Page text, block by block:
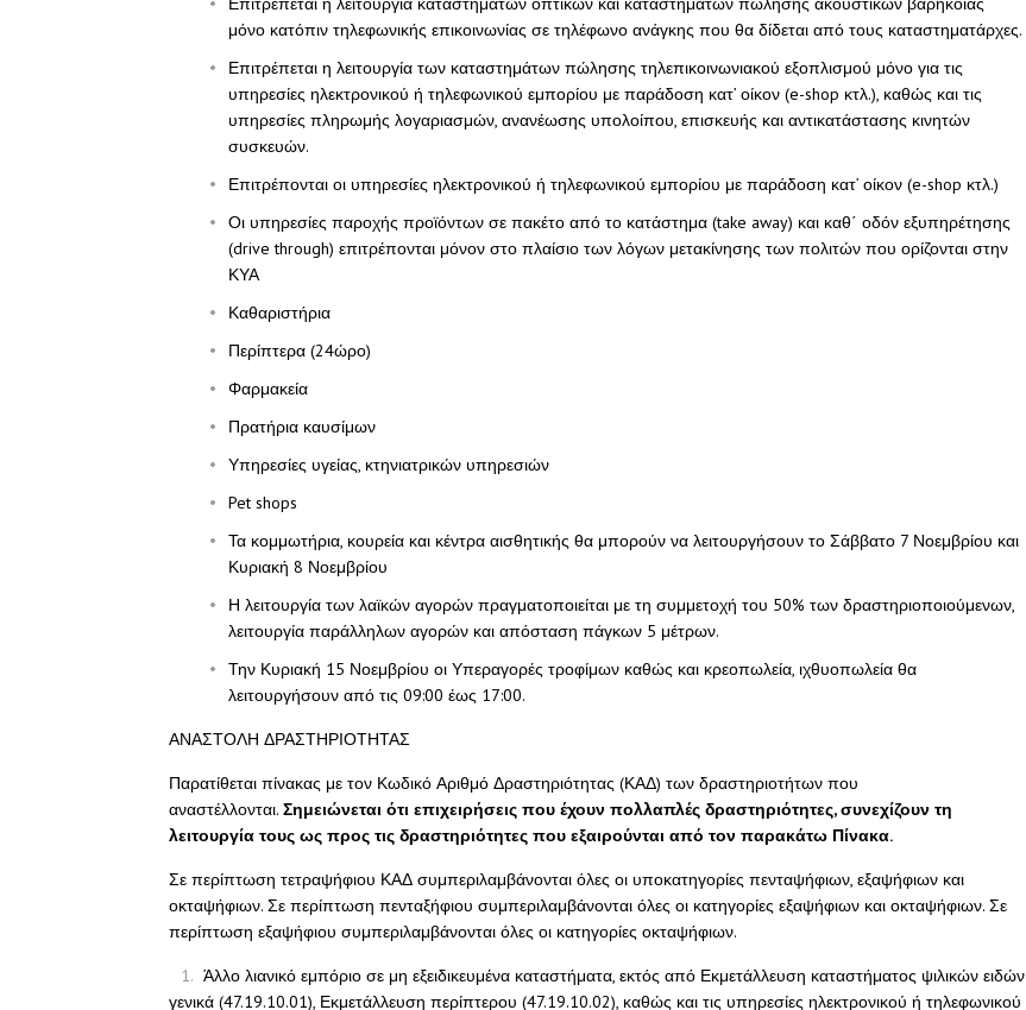
μόνο κατόπιν τηλεφωνικής επικοινωνίας σε τηλέφωνο ανάγκης που θα δίδεται από τους καταστηματάρχες.
Επιτρέπεται η λειτουργία των καταστημάτων πώλησης τηλεπικοινωνιακού εξοπλισμού μόνο για τις
υπηρεσίες ηλεκτρονικού ή τηλεφωνικού εμπορίου με παράδοση κατ’ οίκον (e-shop κτλ.), καθώς και τις
υπηρεσίες πληρωμής λογαριασμών, ανανέωσης υπολοίπου, επισκευής και αντικατάστασης κινητών
συσκευών.
Επιτρέπονται οι υπηρεσίες ηλεκτρονικού ή τηλεφωνικού εμπορίου με παράδοση κατ’ οίκον (e-shop κτλ.)
Οι υπηρεσίες παροχής προϊόντων σε πακέτο από το κατάστημα (take away) και καθ΄ οδόν εξυπηρέτησης
(drive through) επιτρέπονται μόνον στο πλαίσιο των λόγων μετακίνησης των πολιτών που ορίζονται στην
ΚΥΑ
Καθαριστήρια
Περίπτερα (24ώρο)
Φαρμακεία
Πρατήρια καυσίμων
Υπηρεσίες υγείας, κτηνιατρικών υπηρεσιών
Pet shops
Τα κομμωτήρια, κουρεία και κέντρα αισθητικής θα μπορούν να λειτουργήσουν το Σάββατο 7 Νοεμβρίου και
Κυριακή 8 Νοεμβρίου
Η λειτουργία των λαϊκών αγορών πραγματοποιείται με τη συμμετοχή του 50% των δραστηριοποιούμενων,
λειτουργία παράλληλων αγορών και απόσταση πάγκων 5 μέτρων.
Την Κυριακή 15 Νοεμβρίου οι Υπεραγορές τροφίμων καθώς και κρεοπωλεία, ιχθυοπωλεία θα
λειτουργήσουν από τις 09:00 έως 17:00.
ΑΝΑΣΤΟΛΗ ΔΡΑΣΤΗΡΙΟΤΗΤΑΣ
Παρατίθεται πίνακας με τον Κωδικό Αριθμό Δραστηριότητας (ΚΑΔ) των δραστηριοτήτων που
αναστέλλονται. Σημειώνεται ότι επιχειρήσεις που έχουν πολλαπλές δραστηριότητες, συνεχίζουν τη
λειτουργία τους ως προς τις δραστηριότητες που εξαιρούνται από τον παρακάτω Πίνακα.
Σε περίπτωση τετραψήφιου ΚΑΔ συμπεριλαμβάνονται όλες οι υποκατηγορίες πενταψήφιων, εξαψήφιων και
οκταψήφιων. Σε περίπτωση πενταξήφιου συμπεριλαμβάνονται όλες οι κατηγορίες εξαψήφιων και οκταψήφιων. Σε
περίπτωση εξαψήφιου συμπεριλαμβάνονται όλες οι κατηγορίες οκταψήφιων.
Άλλο λιανικό εμπόριο σε μη εξειδικευμένα καταστήματα, εκτός από Εκμετάλλευση καταστήματος ψιλικών ειδών
γενικά (47.19.10.01), Εκμετάλλευση περίπτερου (47.19.10.02), καθώς και τις υπηρεσίες ηλεκτρονικού ή τηλεφωνικού